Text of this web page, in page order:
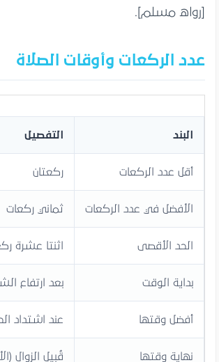
[رواه مسلم].
عدد الركعات وأوقات الصلاة
البند التفصيل
أقل عدد الركعات ركعتان
الأفضل في عدد الركعات ثماني ركعات
الحد الأقصى اثنتا عشرة
بداية الوقت بعد ارتفاع الشمس قيد
أفضل وقتها عند اشتداد
نهاية وقتها قُبيل الزوال